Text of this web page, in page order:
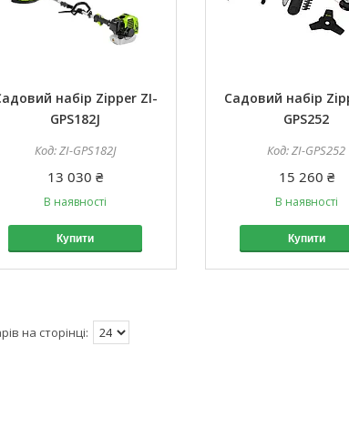
набір Zipper ZI-
GPS182J
ZI-GPS182J
13 030 ₴
В наявності
Купити
Садовий набір
GPS252
ZI-GPS252
15 260 ₴
В наявності
Купити